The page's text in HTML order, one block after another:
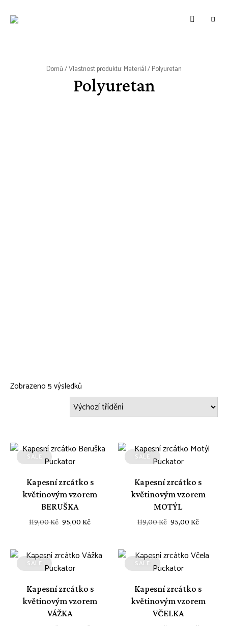
WWW.VUNE-
Food
Domů/ Vlastnost produktu: Materiál / Polyuretan
Polyuretan
Zobrazeno 5 výsledků
SALE
Kapesní zrcátko s
květinovým vzorem
BERUŠKA
119,00Kč Původní
119,00 Kč.
95,00KčAktuální
95,00 Kč.
SALE
Kapesní zrcátko s
květinovým vzorem
MOTÝL
119,00Kč Původní
119,00 Kč.
95,00 KčAktuální
95,00 Kč.
SALE
Kapesní zrcátko s
květinovým vzorem
VÁŽKA
SALE
Kapesní zrcátko s
květinovým vzorem
VČELKA